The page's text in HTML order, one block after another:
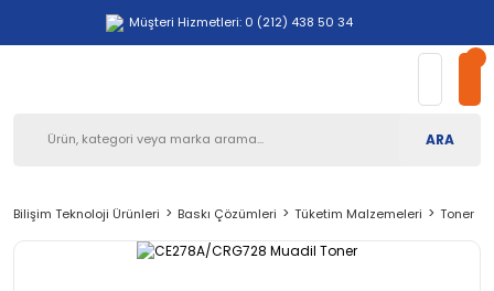
Müşteri Hizmetleri: 0 (212) 438 50 34
ARA
Bilişim Teknoloji Ürünleri Baskı Çözümleri Tüketim Malzemeleri Toner